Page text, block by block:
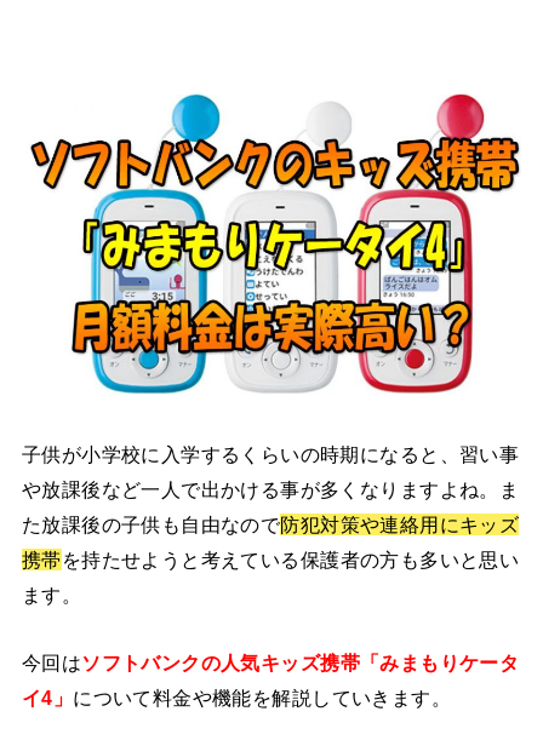
子供が小学校に入学するくらいの時期になると、習い事
や放課後など一人で出かける事が多くなりますよね。ま
た放課後の子供も自由なので防犯対策や連絡用にキッズ
携帯 を持たせようと考えている保護者の方も多いと思い
ます。
今回はソフトバンクの人気キッズ携帯「みまもりケータ
イ4」 について料金や機能を解説していきます。